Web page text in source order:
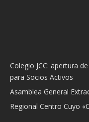
Colegio JCC: apertura
para Socios Activos
Asamblea General
Regional Centro Cuyo